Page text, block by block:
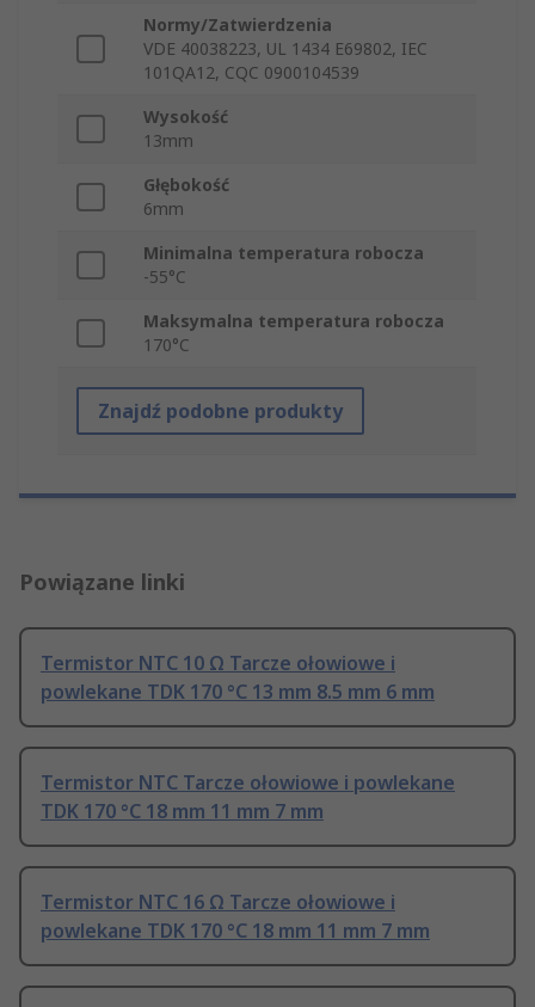
Normy/Zatwierdzenia
VDE 40038223, UL 1434 E69802, IEC
101QA12, CQC 0900104539
Wysokość
13mm
Głębokość
6mm
Minimalna temperatura robocza
-55°C
Maksymalna temperatura robocza
170°C
Znajdź podobne produkty
Powiązane linki
Termistor NTC 10 Ω Tarcze ołowiowe i
powlekane TDK 170 °C 13 mm 8.5 mm 6 mm
Termistor NTC Tarcze ołowiowe i powlekane
TDK 170 °C 18 mm 11 mm 7 mm
Termistor NTC 16 Ω Tarcze ołowiowe i
powlekane TDK 170 °C 18 mm 11 mm 7 mm